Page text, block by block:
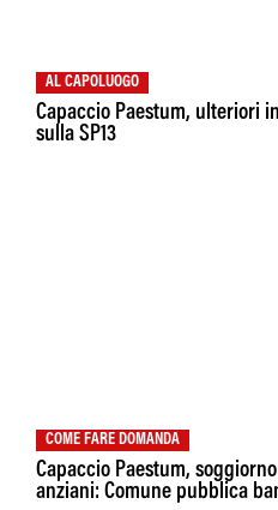
AL CAPOLUOGO
Capaccio Paestum, ulteriori
sulla SP13
COME FARE DOMANDA
Capaccio Paestum,
anziani: Comune pubblica